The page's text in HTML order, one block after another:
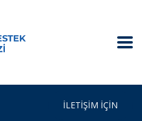
İLETIŞIM IÇIN